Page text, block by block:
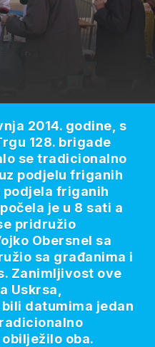
2014. godine, s
128. brigade
se tradicionalno
podjelu friganih
friganih
je u 8 sati a
pridružio
Obersnel sa
sa građanima i
Zanimljivost ove
Uskrsa,
datumima jedan
oba.